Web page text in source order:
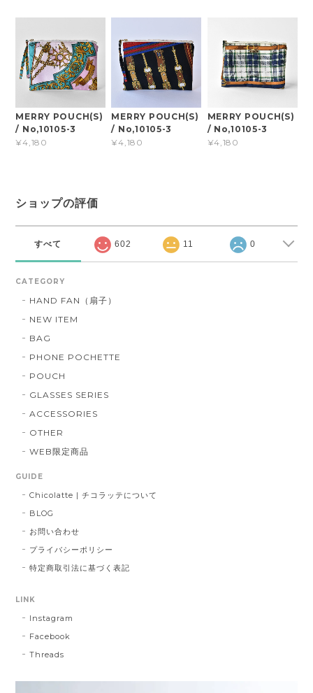
MERRY POUCH(S)
/ No,10105-3
¥4,180
MERRY POUCH(S)
/ No,10105-3
¥4,180
MERRY POUCH(S)
/ No,10105-3
¥4,180
ショップの評価
すべて 602 11 0
CATEGORY
HAND FAN（扇子）
NEW ITEM
BAG
PHONE POCHETTE
POUCH
GLASSES SERIES
ACCESSORIES
OTHER
WEB限定商品
GUIDE
Chicolatte | チコラッテについて
BLOG
お問い合わせ
プライバシーポリシー
特定商取引法に基づく表記
LINK
Instagram
Facebook
Threads